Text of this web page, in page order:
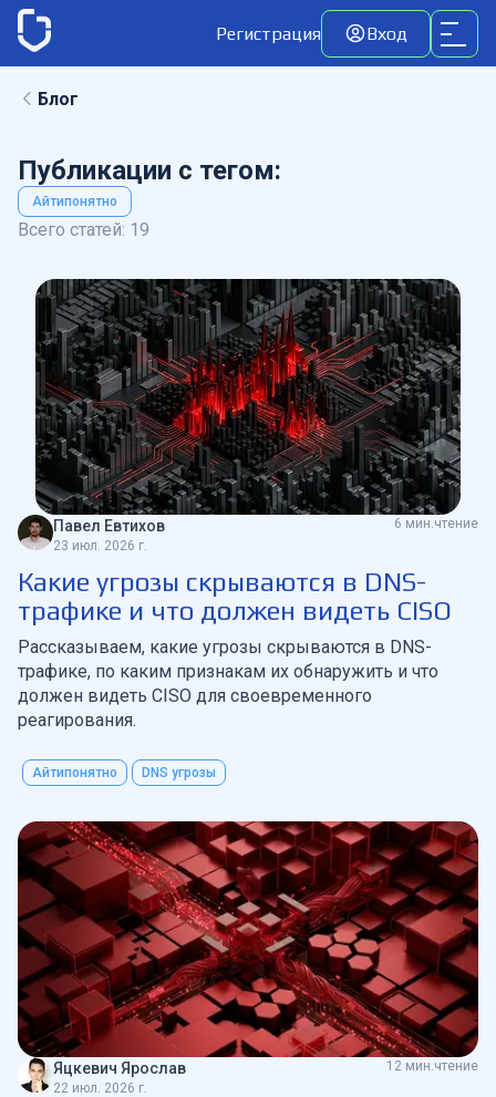
Регистрация Вход
Блог
Публикации с тегом:
Айтипонятно
Всего статей: 19
Павел Евтихов
23 июл. 2026 г.
6 мин.чтение
Какие угрозы скрываются в DNS-
трафике и что должен видеть CISO
Рассказываем, какие угрозы скрываются в DNS-
трафике, по каким признакам их обнаружить и что
должен видеть CISO для своевременного
реагирования.
Айтипонятно DNS угрозы
Яцкевич Ярослав
22 июл. 2026 г.
12 мин.чтение